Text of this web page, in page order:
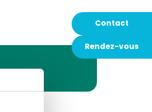
Contact
Rendez-vous